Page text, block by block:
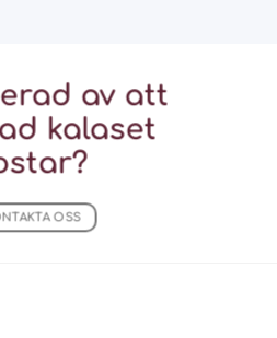
av att
kalaset
OSS